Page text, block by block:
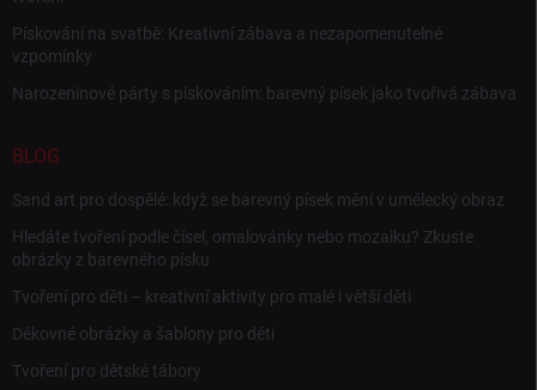
Pískování na svatbě: Kreativní zábava a nezapomenutelné
vzpomínky
Narozeninové párty s pískováním: barevný písek jako tvořivá zábava
BLOG
Sand art pro dospělé: když se barevný písek mění v umělecký obraz
Hledáte tvoření podle čísel, omalovánky nebo mozaiku? Zkuste
obrázky z barevného písku
Tvoření pro děti – kreativní aktivity pro malé i větší děti
Děkovné obrázky a šablony pro děti
Tvoření pro dětské tábory